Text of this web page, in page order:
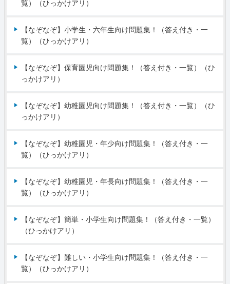
覧）（ひっかけアリ）
【なぞなぞ】小学生・六年生向け問題集！（答え付き・一
覧）（ひっかけアリ）
【なぞなぞ】保育園児向け問題集！（答え付き・一覧）（ひ
っかけアリ）
【なぞなぞ】幼稚園児向け問題集！（答え付き・一覧）（ひ
っかけアリ）
【なぞなぞ】幼稚園児・年少向け問題集！（答え付き・一
覧）（ひっかけアリ）
【なぞなぞ】幼稚園児・年長向け問題集！（答え付き・一
覧）（ひっかけアリ）
【なぞなぞ】簡単・小学生向け問題集！（答え付き・一覧）
（ひっかけアリ）
【なぞなぞ】難しい・小学生向け問題集！（答え付き・一
覧）（ひっかけアリ）